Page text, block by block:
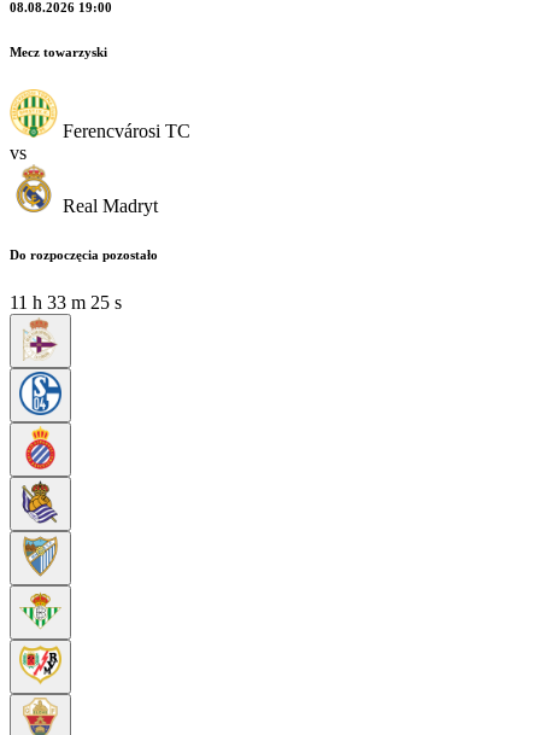
08.08.2026 19:00
Mecz towarzyski
Ferencvárosi TC
vs
Real Madryt
Do rozpoczęcia pozostało
11 h 33 m 24 s